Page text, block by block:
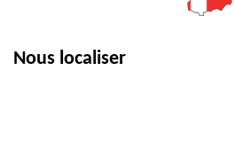
Nous localiser